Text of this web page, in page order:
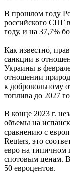
В прошлом году
российского СПГ
году, и на 37,7%
Как известно,
санкции в
Украины в
отношении
к добровольному
топлива до 2027
В конце 2023 г.
объемы на
сравнению с
Reuters, это
евро на типичном
спотовым ценам. В
50 евроцентов.